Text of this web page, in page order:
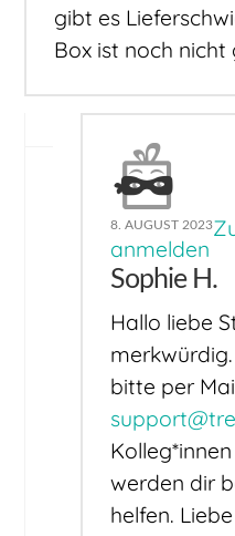
gibt es
Box ist noch nicht
8. AUGUST 2023
anmelden
Sophie H.
Hallo liebe
bitte per
werden dir
helfen.